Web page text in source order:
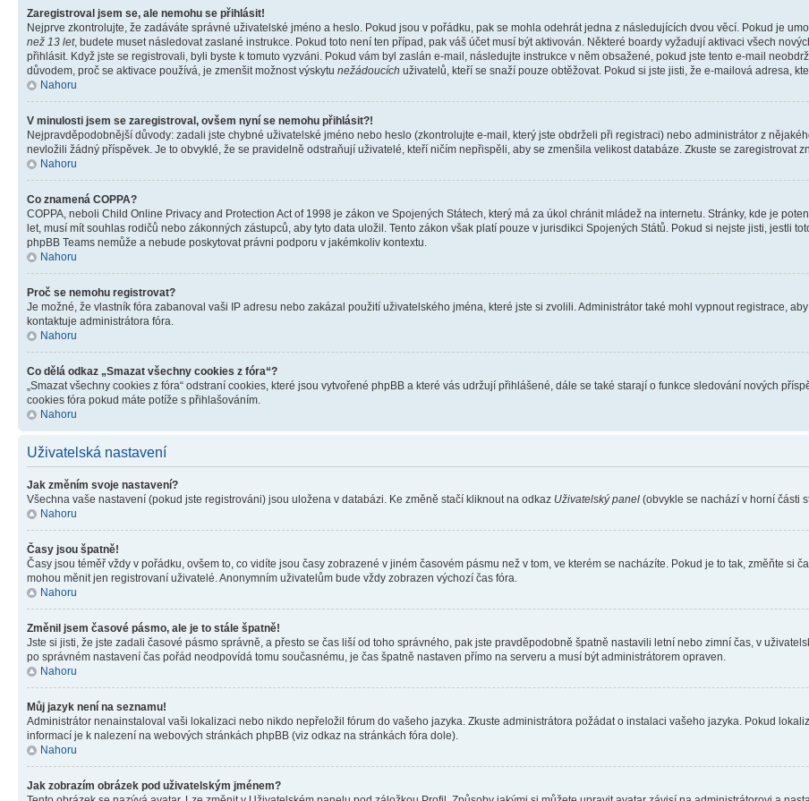
Zaregistroval jsem se, ale nemohu se přihlásit!
Nejprve zkontrolujte, že zadáváte správné uživatelské jméno a heslo. Pokud jsou v pořádku, pak se mohla odehrát jedna z následujících dvou věcí. Pokud je
než 13 let, budete muset následovat zaslané instrukce. Pokud toto není ten případ, pak váš účet musí být aktivován. Některé boardy vyžadují aktivaci všech
přihlásit. Když jste se registrovali, byli byste k tomuto vyzváni. Pokud vám byl zaslán e-mail, následujte instrukce v něm obsažené, pokud jste tento e-mail
důvodem, proč se aktivace používá, je zmenšit možnost výskytu nežádoucích uživatelů, kteří se snaží pouze obtěžovat. Pokud si jste jisti, že e-mailová adresa,
Nahoru
V minulosti jsem se zaregistroval, ovšem nyní se nemohu přihlásit?!
Nejpravděpodobnější důvody: zadali jste chybné uživatelské jméno nebo heslo (zkontrolujte e-mail, který jste obdrželi při registraci) nebo administrátor z
nevložili žádný příspěvek. Je to obvyklé, že se pravidelně odstraňují uživatelé, kteří ničím nepřispěli, aby se zmenšila velikost databáze. Zkuste se zaregistrovat
Nahoru
Co znamená COPPA?
COPPA, neboli Child Online Privacy and Protection Act of 1998 je zákon ve Spojených Státech, který má za úkol chránit mládež na internetu. Stránky, kde je
let, musí mít souhlas rodičů nebo zákonných zástupců, aby tyto data uložil. Tento zákon však platí pouze v jurisdikci Spojených Států. Pokud si nejste jisti, jestli
phpBB Teams nemůže a nebude poskytovat právni podporu v jakémkoliv kontextu.
Nahoru
Proč se nemohu registrovat?
Je možné, že vlastník fóra zabanoval vaši IP adresu nebo zakázal použití uživatelského jména, které jste si zvolili. Administrátor také mohl vypnout registrace,
kontaktuje administrátora fóra.
Nahoru
Co dělá odkaz „Smazat všechny cookies z fóra“?
„Smazat všechny cookies z fóra“ odstraní cookies, které jsou vytvořené phpBB a které vás udržují přihlášené, dále se také starají o funkce sledování nových
cookies fóra pokud máte potíže s přihlašováním.
Nahoru
Uživatelská nastavení
Jak změním svoje nastavení?
Všechna vaše nastavení (pokud jste registrováni) jsou uložena v databázi. Ke změně stačí kliknout na odkaz Uživatelský panel (obvykle se nachází v horní části
Nahoru
Časy jsou špatně!
Časy jsou téměř vždy v pořádku, ovšem to, co vidíte jsou časy zobrazené v jiném časovém pásmu než v tom, ve kterém se nacházíte. Pokud je to tak, změňte si
mohou měnit jen registrovaní uživatelé. Anonymním uživatelům bude vždy zobrazen výchozí čas fóra.
Nahoru
Změnil jsem časové pásmo, ale je to stále špatně!
Jste si jisti, že jste zadali časové pásmo správně, a přesto se čas liší od toho správného, pak jste pravděpodobně špatně nastavili letní nebo zimní čas, v
po správném nastavení čas pořád neodpovídá tomu současnému, je čas špatně nastaven přímo na serveru a musí být administrátorem opraven.
Nahoru
Můj jazyk není na seznamu!
Administrátor nenainstaloval vaši lokalizaci nebo nikdo nepřeložil fórum do vašeho jazyka. Zkuste administrátora požádat o instalaci vašeho jazyka. Pokud
informací je k nalezení na webových stránkách phpBB (viz odkaz na stránkách fóra dole).
Nahoru
Jak zobrazím obrázek pod uživatelským jménem?